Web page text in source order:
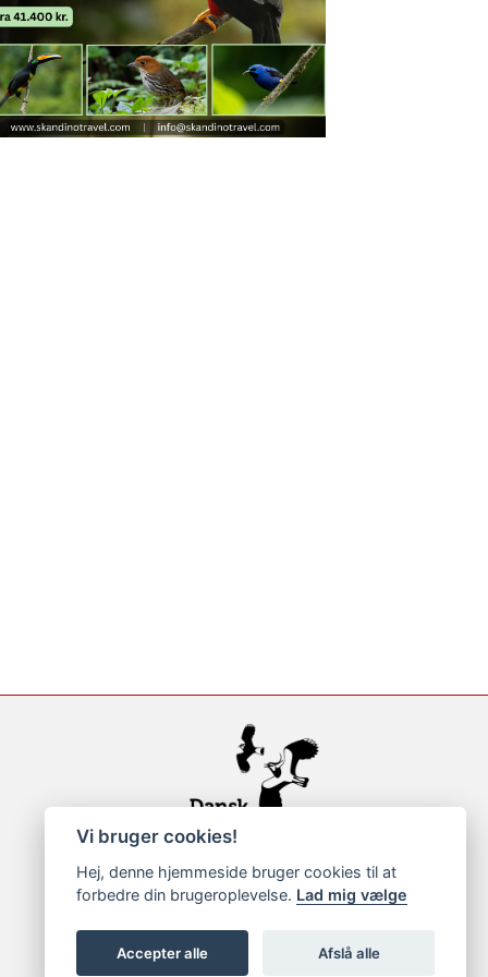
Vi bruger cookies!
Hej, denne hjemmeside bruger cookies til at
forbedre din brugeroplevelse. Lad mig vælge
Accepter alle Afslå alle